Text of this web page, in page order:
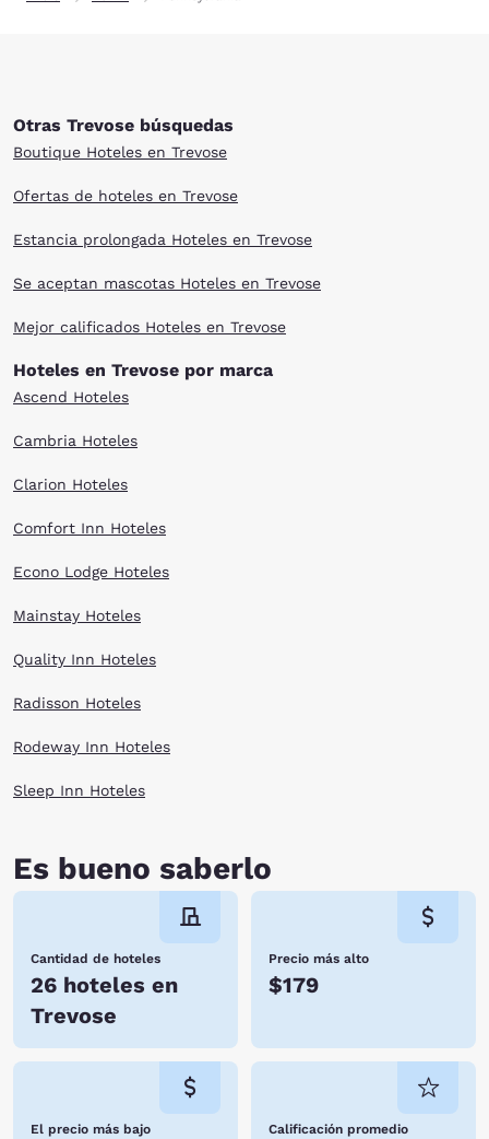
Otras Trevose búsquedas
Boutique Hoteles en Trevose
Ofertas de hoteles en Trevose
Estancia prolongada Hoteles en Trevose
Se aceptan mascotas Hoteles en Trevose
Mejor calificados Hoteles en Trevose
Hoteles en Trevose por marca
Ascend Hoteles
Cambria Hoteles
Clarion Hoteles
Comfort Inn Hoteles
Econo Lodge Hoteles
Mainstay Hoteles
Quality Inn Hoteles
Radisson Hoteles
Rodeway Inn Hoteles
Sleep Inn Hoteles
Es bueno saberlo
Cantidad de hoteles
26 hoteles en
Trevose
Precio más alto
$179
El precio más bajo Calificación promedio